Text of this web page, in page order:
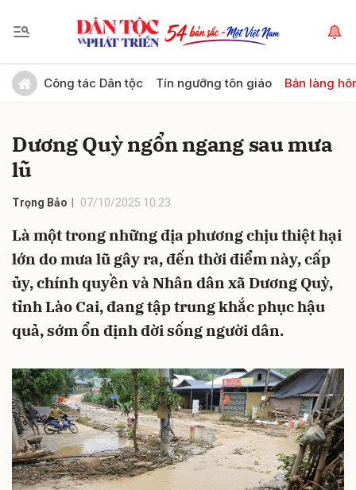
Công tác Dân tộc Tín ngưỡng tôn giáo Bản làng
Dương Quỳ ngổn ngang sau mưa
lũ
Trọng Bảo 07/10/2025 10:23
Là một trong những địa phương chịu thiệt hại
lớn do mưa lũ gây ra, đến thời điểm này, cấp
ủy, chính quyền và Nhân dân xã Dương Quỳ,
tỉnh Lào Cai, đang tập trung khắc phục hậu
quả, sớm ổn định đời sống người dân.
Gửi bình luận
Hủy Gửi